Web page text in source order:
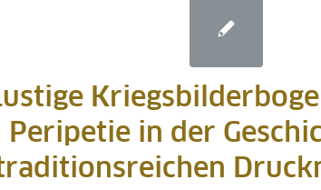
Peripetie in der